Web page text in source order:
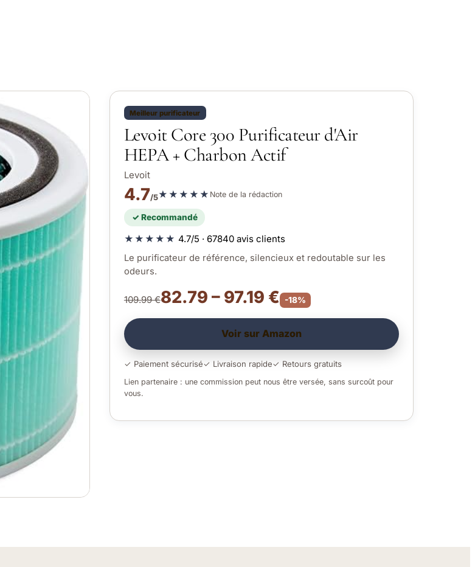
Meilleur purificateur
Levoit Core 300 Purificateur d'Air
HEPA + Charbon Actif
Levoit
4.7/5★★★★★ Note de la rédaction
✓ Recommandé
★★★★★ 4.7/5 · 67840 avis clients
Le purificateur de référence, silencieux et redoutable sur les
odeurs.
109.99 €82.79 – 97.19 € -18%
Voir sur Amazon
✓ Paiement sécurisé✓ Livraison rapide✓ Retours gratuits
Lien partenaire : une commission peut nous être versée, sans surcoût pour
vous.